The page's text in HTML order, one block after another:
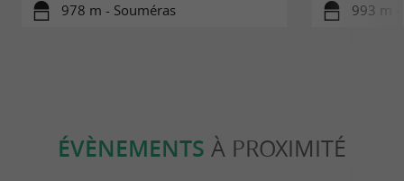
978 m - Souméras 993 m -
ÉVÈNEMENTS À PROXIMITÉ